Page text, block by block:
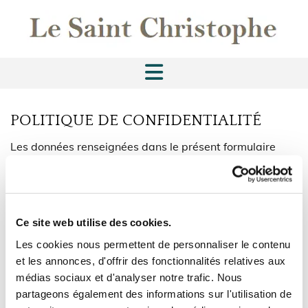
Ce site web utilise des cookies.
Les cookies nous permettent de personnaliser le contenu
et les annonces, d'offrir des fonctionnalités relatives aux
médias sociaux et d'analyser notre trafic. Nous
partageons également des informations sur l'utilisation de
POLITIQUE DE CONFIDENTIALITÉ
Les données renseignées dans le présent formulaire
sont traitées par Le Saint Christophe Les informations
collectées ne seront utilisées que dans la mesure où
elles sont nécessaires pour : traiter vos demandes, Les
sont conservées au maximum 3ans après votre dernier
contact avec Le Saint Christophe Conformément à la loi
« informatique et libertés » du 6 janvier 1978 modifiée
et au Règlement européen n°2016/679/UE du 27 avril